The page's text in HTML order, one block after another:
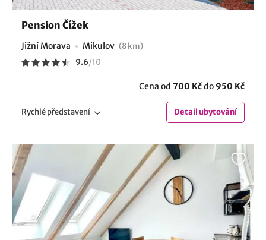
Pension Čížek
Jižní Morava Mikulov (8 km)
9.6/10
Cena od 700 Kčdo 950 Kč
Rychlépředstavení Detailubytování